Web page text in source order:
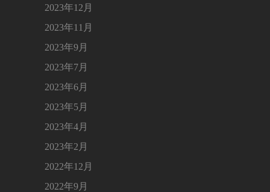
2023年12月
2023年11月
2023年9月
2023年7月
2023年6月
2023年5月
2023年4月
2023年2月
2022年12月
2022年9月